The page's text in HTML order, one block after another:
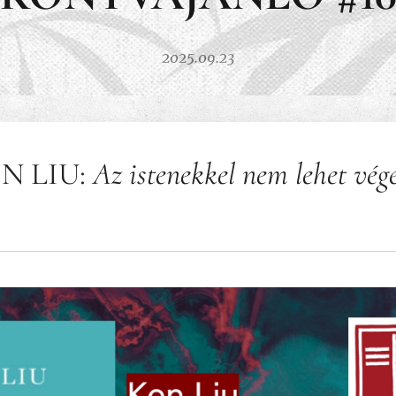
2025.09.23
LIU:Az istenekkel nem lehet